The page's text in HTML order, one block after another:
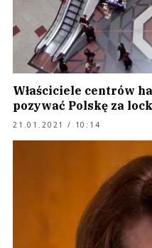
Właściciele centrów
pozywać Polskę za
21.01.2021 / 10:14